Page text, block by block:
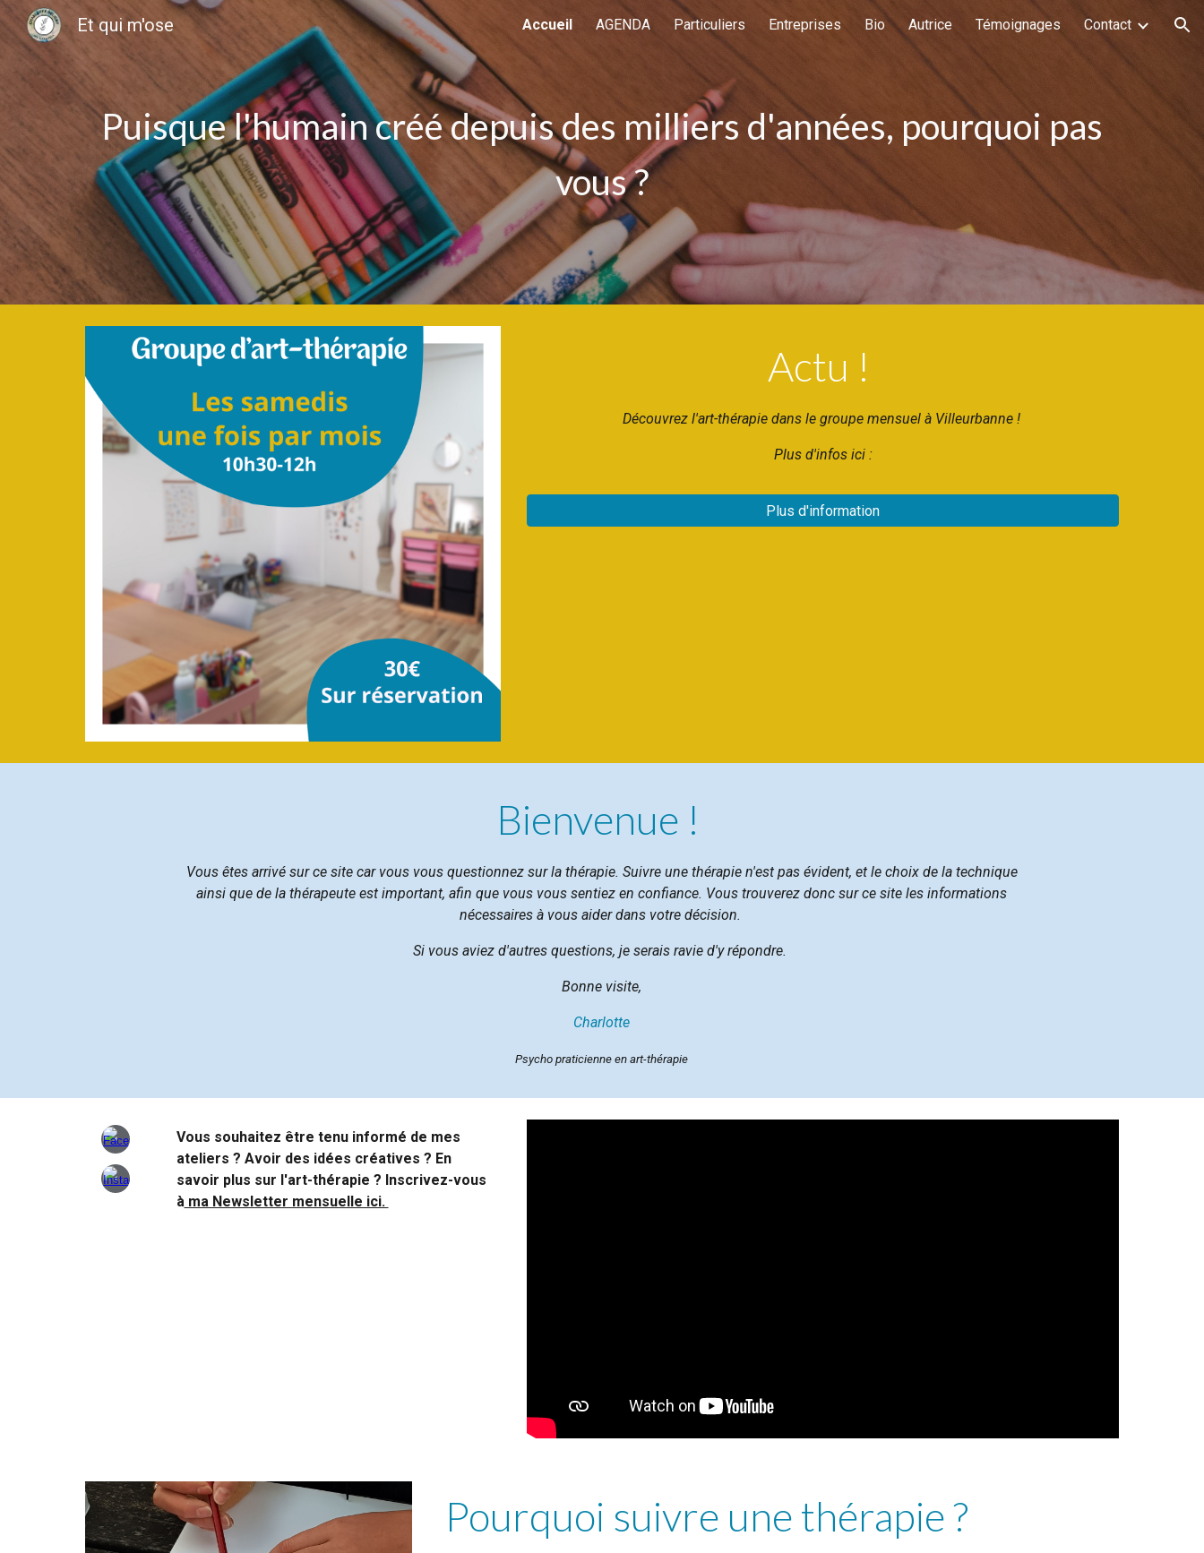
Skip to main content Skip to navigation
Et qui m'ose Accueil AGENDA Particuliers Entreprises Bio Autrice Témoignages Contact
Puisque l'humain créé depuis des milliers d'années, pourquoi pas
vous ?
Actu !
Découvrez l'art-thérapie dans le groupe mensuel à Villeurbanne !
Plus d'infos ici :
Plus d'information
Bienvenue !
Vous êtes arrivé sur ce site car vous vous questionnez sur la thérapie. Suivre une thérapie n'est pas évident, et le choix de la technique
ainsi que de la thérapeute est important, afin que vous vous sentiez en confiance. Vous trouverez donc sur ce site les informations
nécessaires à vous aider dans votre décision.
Si vous aviez d'autres questions, je serais ravie d'y répondre.
Bonne visite,
Charlotte
Psycho praticienne en art-thérapie
Vous souhaitez être tenu informé de mes
ateliers ? Avoir des idées créatives ? En
savoir plus sur l'art-thérapie ? Inscrivez-vous
àma Newsletter mensuelle ici.
Pourquoi suivre une thérapie ?